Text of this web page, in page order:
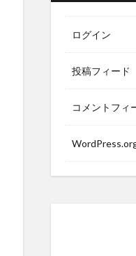
ログイン
投稿フィード
コメントフィ